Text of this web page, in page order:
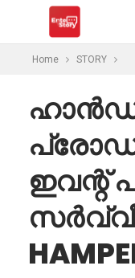
Home STORY
ഹാൻഡ്
ഇവന്റ്